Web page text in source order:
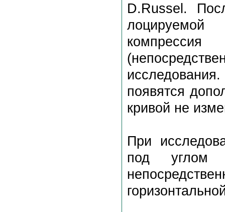
D.Russel.
лоцируемой
появятся
кривой не
При
под углом